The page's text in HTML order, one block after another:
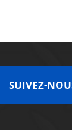
SUIVEZ-